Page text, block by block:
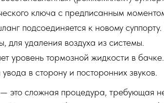
ключа с предписанным
подсоединяется к новому
для удаления воздуха из системы.
уровень тормозной жидкости в
в сторону и посторонних звуков.
— это сложная процедура, требующая